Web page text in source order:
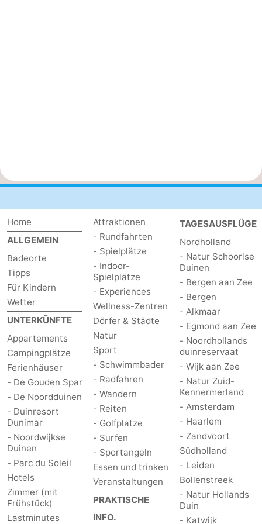
Home
ALLGEMEIN
Badeorte
Tipps
Für Kindern
Wetter
UNTERKÜNFTE
Appartements
Campingplätze
Ferienhäuser
- De Gouden Spar
- De Noordduinen
- Duinresort
Dunimar
- Noordwijkse
Duinen
- Parc du Soleil
Hotels
Zimmer (mit
Frühstück)
Lastminutes
Attraktionen
- Rundfahrten
- Spielplätze
- Indoor-
Spielplätze
- Experiences
Wellness-Zentren
Dörfer & Städte
Natur
Sport
- Schwimmbader
- Radfahren
- Wandern
- Reiten
- Golfplatze
- Surfen
- Sportangeln
Essen und trinken
Veranstaltungen
PRAKTISCHE
INFO.
TAGESAUSFLÜGE
Nordholland
- Natur Schoorlse
Duinen
- Bergen aan Zee
- Bergen
- Alkmaar
- Egmond aan Zee
- Noordhollands
duinreservaat
- Wijk aan Zee
- Natur Zuid-
Kennermerland
- Amsterdam
- Haarlem
- Zandvoort
Südholland
- Leiden
Bollenstreek
- Natur Hollands
Duin
- Katwijk